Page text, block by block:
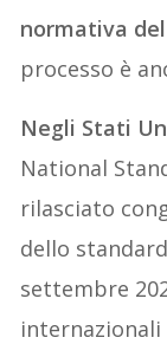
normativa del
processo è
Negli Stati
National
rilasciato
dello
settembre